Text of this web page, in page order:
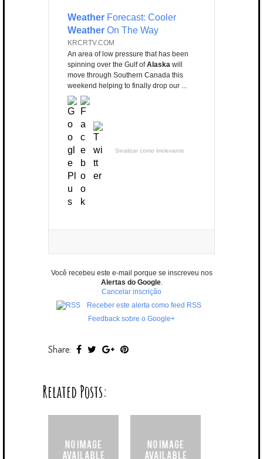
Weather Forecast: Cooler
Weather On The Way
KRCRTV.COM
An area of low pressure that has been
spinning over the Gulf ofAlaska will
move through Southern Canada this
weekend helping to finally drop our ...
Sinalizar como irrelevante
Você recebeu este e-mail porque se inscreveu nos
Alertas do Google.
Cancelar inscrição
Receber este alerta como feed RSS
Feedback sobre o Google+
Share:
Related Posts: